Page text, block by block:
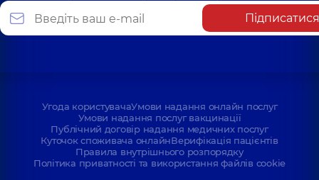
Підписатися
Угода користувачаУмови надання онлайн послуг
Умови надання послуг вакцинації
Публічний договір надання медичних послуг
Куточок споживача онлайнВерифікація пацієнтів
Правила внутрішнього розпорядку
Політика приватності та використання файлів cookie